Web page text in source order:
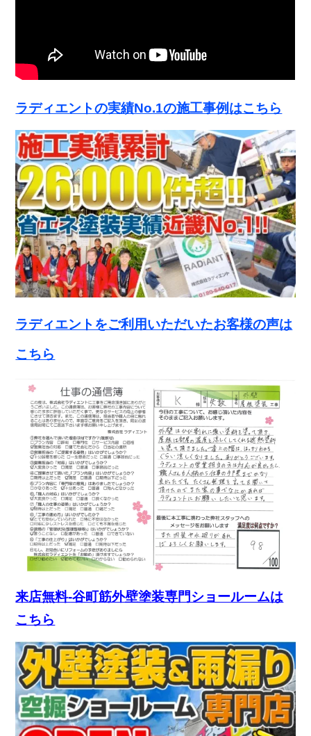
ラディエントの実績No.1の施工事例はこちら
ラディエントをご利用いただいたお客様の声は
こちら
来店無料-谷町筋外壁塗装専門ショールームは
こちら